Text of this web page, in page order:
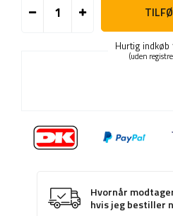
Hurtig indkøb
(uden
Hvornår
hvis jeg bestiller